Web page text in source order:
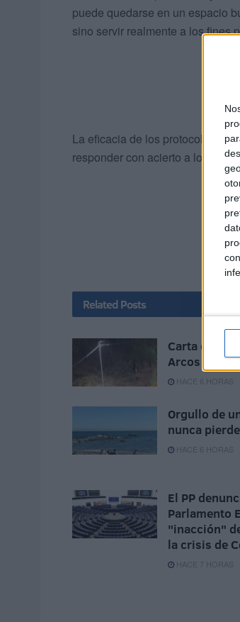
puede quedarse en un espacio
sino servir realmente a los fines
La eficacia de los protocolos
responder con acierto a los
Related Posts
Carta de los
Arcos
HACE 6 HORAS
Orgullo de
nunca
HACE 6 HORAS
El PP
Parlamento
"inacción"
la crisis de
HACE 7 HORAS